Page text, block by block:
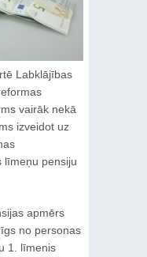
Labklājības
vairāk nekā
izveidot uz
līmeņu pensiju
apmērs
no personas
1. līmenis